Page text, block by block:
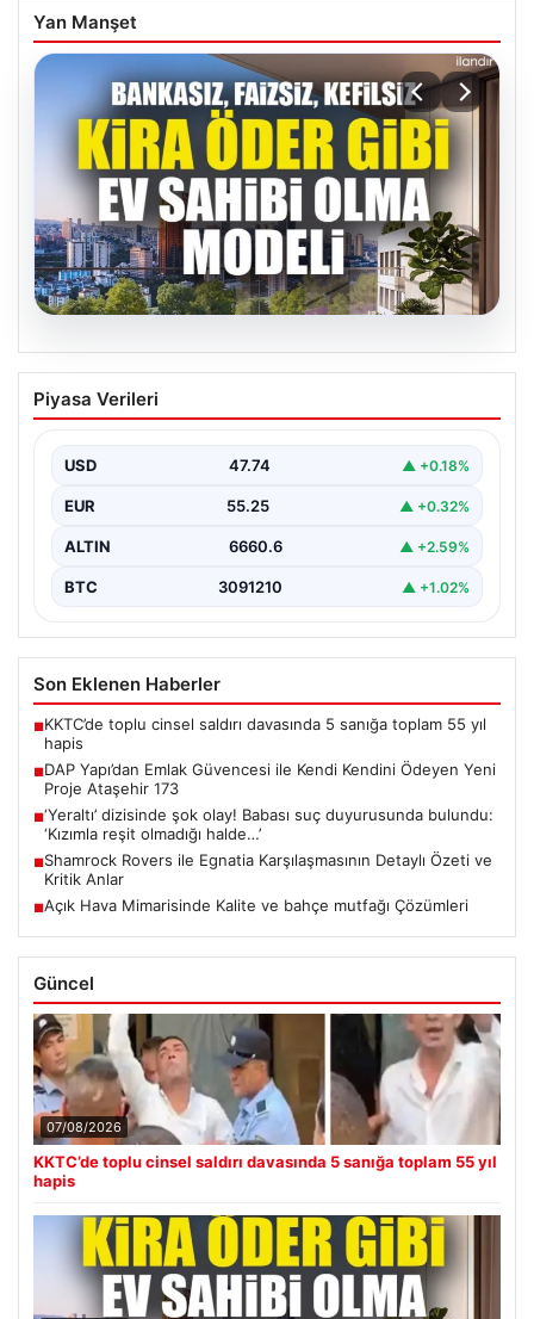
Yan Manşet
06.08.2026
DAP Yapı’dan Emlak Güvencesi ile Kendi
Kendini Ödeyen Yeni Proje Ataşehir 173
çeken DAP Gayrimenkul Geliştirme, müşterilerine
sunduğu yeni yaşam modeliyle…
Piyasa Verileri
USD 47.74 ▲ +0.18%
EUR 55.25 ▲ +0.32%
ALTIN 6660.6 ▲ +2.59%
BTC 3091210 ▲ +1.02%
Son Eklenen Haberler
■KKTC’de toplu cinsel saldırı davasında 5 sanığa toplam 55 yıl
hapis
■DAP Yapı’dan Emlak Güvencesi ile Kendi Kendini Ödeyen Yeni
Proje Ataşehir 173
■‘Yeraltı’ dizisinde şok olay! Babası suç duyurusunda bulundu:
‘Kızımla reşit olmadığı halde…’
■Shamrock Rovers ile Egnatia Karşılaşmasının Detaylı Özeti ve
Kritik Anlar
■Açık Hava Mimarisinde Kalite ve bahçe mutfağı Çözümleri
Güncel
07/08/2026
KKTC’de toplu cinsel saldırı davasında 5 sanığa toplam 55 yıl
hapis